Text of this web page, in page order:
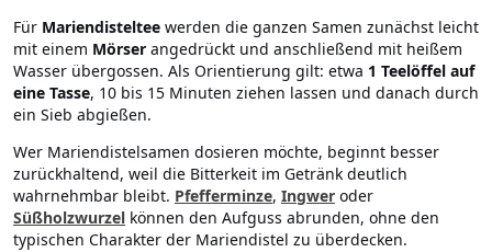
Für Mariendisteltee werden die ganzen Samen zunächst leicht
mit einem Mörser angedrückt und anschließend mit heißem
Wasser übergossen. Als Orientierung gilt: etwa 1 Teelöffel auf
eine Tasse, 10 bis 15 Minuten ziehen lassen und danach durch
ein Sieb abgießen.
Wer Mariendistelsamen dosieren möchte, beginnt besser
zurückhaltend, weil die Bitterkeit im Getränk deutlich
wahrnehmbar bleibt. Pfefferminze, Ingwer oder
Süßholzwurzel können den Aufguss abrunden, ohne den
typischen Charakter der Mariendistel zu überdecken.